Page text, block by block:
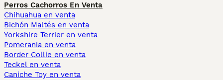
Perros Cachorros En Venta
Chihuahua en venta
Bichón Maltés en venta
Yorkshire Terrier en venta
Pomerania en venta
Border Collie en venta
Teckel en venta
Caniche Toy en venta